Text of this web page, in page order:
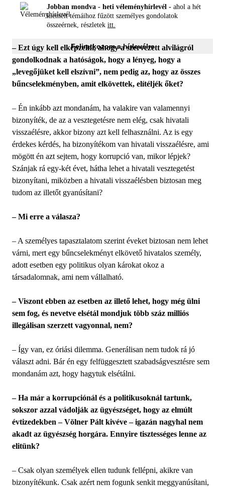
Jobban mondva - heti véleményhírlevél - ahol a hét
kiemelt témáihoz fűzött személyes gondolatok
összeérnek, részletek itt.
Feliratkozom a hírlevélre
– Ezt úgy kell elképzelni, ahogy a szervezett alvilágról
gondolkodnak a hatóságok, hogy a lényeg, hogy a
„levegőjüket kell elszívni”, nem pedig az, hogy az összes
bűncselekményben, amit elkövettek, elítéljék őket?
– Én inkább azt mondanám, ha valakire van valamennyi
bizonyíték, de az a vesztegetésre nem elég, csak hivatali
visszaélésre, akkor bizony azt kell felhasználni. Az is egy
érdekes kérdés, ha bizonyítékom van hivatali visszaélésre, ami
mögött én azt sejtem, hogy korrupció van, mikor lépjek?
Szánjak rá egy-két évet, hátha lehet a hivatali vesztegetést
bizonyítani, miközben a hivatali visszaélésben biztosan meg
tudom az illetőt gyanúsítani?
– Mi erre a válasza?
– A személyes tapasztalatom szerint éveket biztosan nem lehet
várni, mert egy bűncselekményt elkövető hivatalos személy,
adott esetben egy politikus olyan károkat okoz a
társadalomnak, ami nem vállalható.
– Viszont ebben az esetben az illető lehet, hogy még ülni
sem fog, és nevetve elsétál mondjuk több száz milliós
illegálisan szerzett vagyonnal, nem?
– Így van, ez óriási dilemma. Generálisan nem tudok rá jó
választ adni. Bár én egy felfüggesztett szabadságvesztésre sem
mondanám azt, hogy hagytuk elsétálni.
– Ha már a korrupciónál és a politikusoknál tartunk,
sokszor azzal vádolják az ügyészséget, hogy az elmúlt
évtizedekben – Völner Pált kivéve – igazán nagyhal nem
akadt az ügyészség horgára. Ennyire tisztességes lenne az
elitünk?
– Csak olyan személyek ellen tudunk fellépni, akikre van
bizonyítékunk. Csak azért nem fogunk senkit meggyanúsítani,